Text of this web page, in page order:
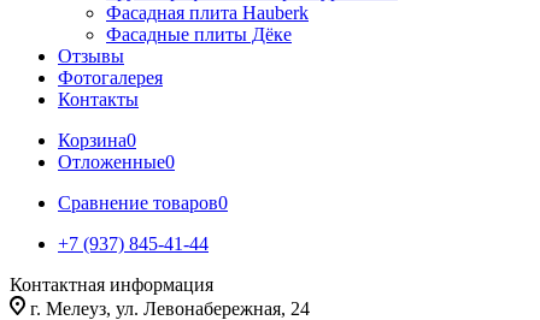
Фасадная плита Hauberk
Фасадные плиты Дёке
Отзывы
Фотогалерея
Контакты
Корзина0
Отложенные0
Сравнение товаров0
+7 (937) 845-41-44
Контактная информация
г. Мелеуз, ул. Левонабережная, 24